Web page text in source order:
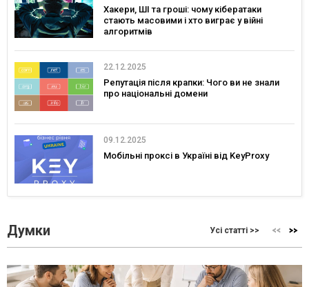
Хакери, ШІ та гроші: чому кібератаки
стають масовими і хто виграє у війні
алгоритмів
22.12.2025
Репутація після крапки: Чого ви не знали
про національні домени
09.12.2025
Мобільні проксі в Україні від KeyProxy
Думки Усі статті >>